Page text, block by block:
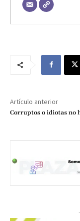
Artículo anterior
Corruptos o idiotas no